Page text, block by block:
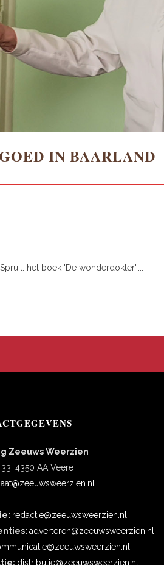
IN BAARLAND
het boek 'De wonderdokter'....
Zeeuws Weerzien
4350 AA Veere
redactie@zeeuwsweerzien.nl
adverteren@zeeuwsweerzien.nl
distributie@zeeuwsweerzien.nl